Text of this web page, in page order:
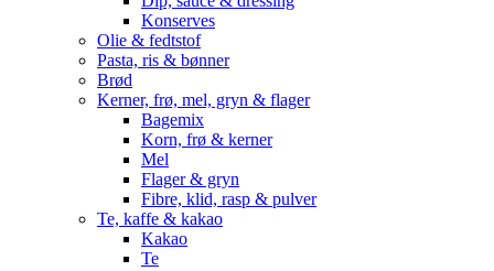
Konserves
Olie & fedtstof
Pasta, ris & bønner
Brød
Kerner, frø, mel, gryn & flager
Bagemix
Korn, frø & kerner
Mel
Flager & gryn
Fibre, klid, rasp & pulver
Te, kaffe & kakao
Kakao
Te